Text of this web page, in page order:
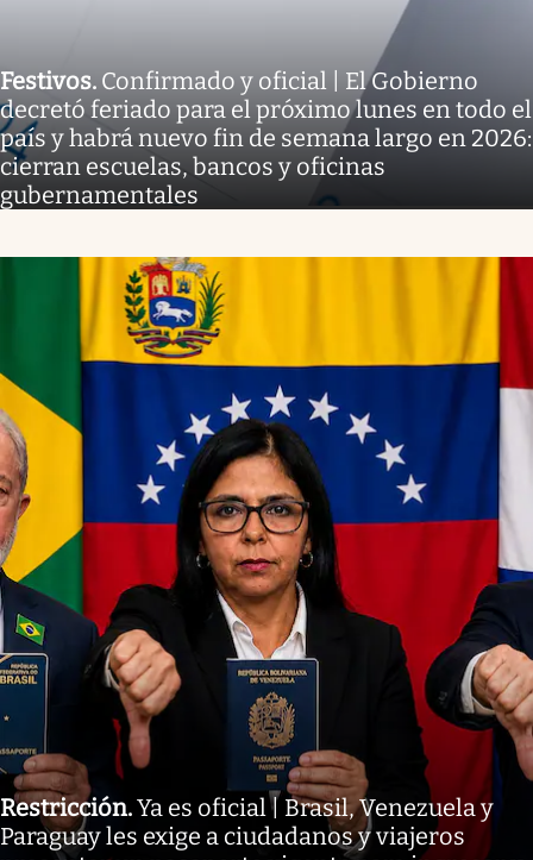
Festivos. Confirmado y oficial | El Gobierno
decretó feriado para el próximo lunes en todo el
país y habrá nuevo fin de semana largo en 2026:
cierran escuelas, bancos y oficinas
gubernamentales
Restricción.Ya es oficial | Brasil, Venezuela y
Paraguay les exige a ciudadanos y viajeros